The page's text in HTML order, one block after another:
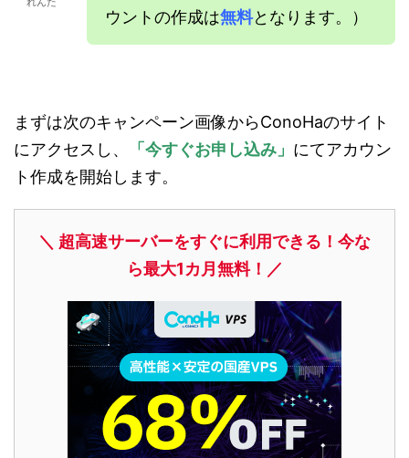
ウントの作成は無料となります。）
まずは次のキャンペーン画像からConoHaのサイト
にアクセスし、
「今すぐお申し込み」 にてアカウン
ト作成を開始します。
＼ 超高速サーバーをすぐに利用できる！今な
ら最大1カ月無料！／